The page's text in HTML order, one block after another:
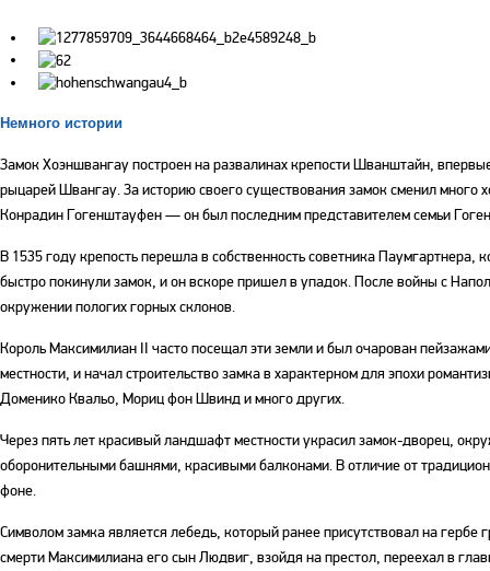
Немного истории
Замок Хоэншвангау построен на развалинах крепости Шванштайн,
рыцарей Швангау. За историю своего существования замок сменил
Конрадин Гогенштауфен — он был последним представителем семьи
В 1535 году крепость перешла в собственность советника
быстро покинули замок, и он вскоре пришел в упадок. После войны с
окружении пологих горных склонов.
Король Максимилиан II часто посещал эти земли и был очарован
местности, и начал строительство замка в характерном для эпохи
Доменико Квальо, Мориц фон Швинд и много других.
Через пять лет красивый ландшафт местности украсил замок-дворец,
оборонительными башнями, красивыми балконами. В отличие от
фоне.
Символом замка является лебедь, который ранее присутствовал на
смерти Максимилиана его сын Людвиг, взойдя на престол, переехал в